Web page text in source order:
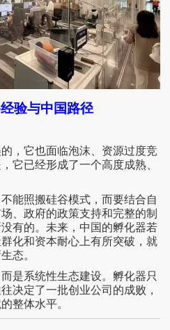
验与中国路径
，它也面临泡沫、资源过度竞
它已经形成了一个高度成熟、
能照搬硅谷模式，而要结合自
、政府的政策支持和完整的制
有的。未来，中国的孵化器若
化和资本耐心上有所突破，就
态。
是系统性生态建设。孵化器只
决定了一批创业公司的成败，
整体水平。